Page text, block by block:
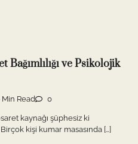
ve Psikolojik
Min Read 0
kaynağı şüphesiz ki
kişi kumar masasında […]